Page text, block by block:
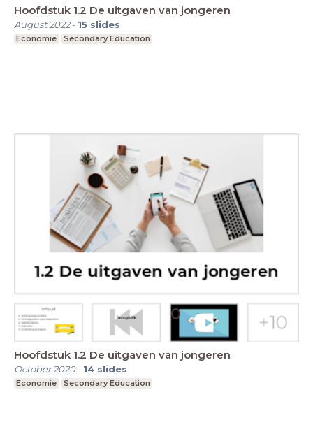
Hoofdstuk 1.2 De uitgaven van jongeren
August 2022- 15 slides
Economie Secondary Education
Hoofdstuk 1.2 De uitgaven van jongeren
October 2020- 14 slides
Economie Secondary Education